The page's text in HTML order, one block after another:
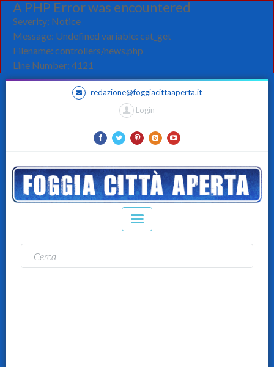
A PHP Error was encountered
Severity: Notice
Message: Undefined variable: cat_get
Filename: controllers/news.php
Line Number: 4121
redazione@foggiacittaaperta.it
Login